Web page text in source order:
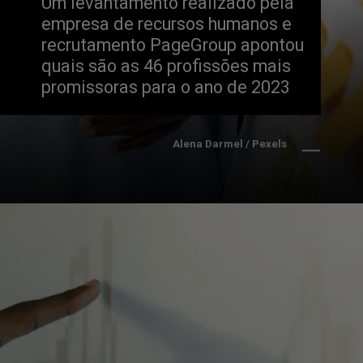
empresa de recursos humanos e
recrutamento PageGroup apontou
quais são as 46 profissões mais
promissoras para o ano de 2023
Alena Darmel / Pexels